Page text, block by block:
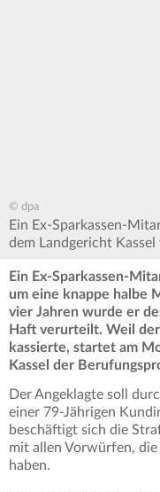
© dpa
Ein Ex-Sparkassen-
dem Landgericht
Ein Ex-Sparkassen-
um eine knappe halbe
vier Jahren wurde er
Haft verurteilt. Weil
kassierte, startet am
Kassel der
Der Angeklagte soll
einer 79-Jährigen
beschäftigt sich die
mit allen Vorwürfen,
haben.